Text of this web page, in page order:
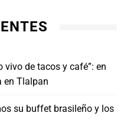
vivo de tacos y café”: en
en Tlalpan
su buffet brasileño y los